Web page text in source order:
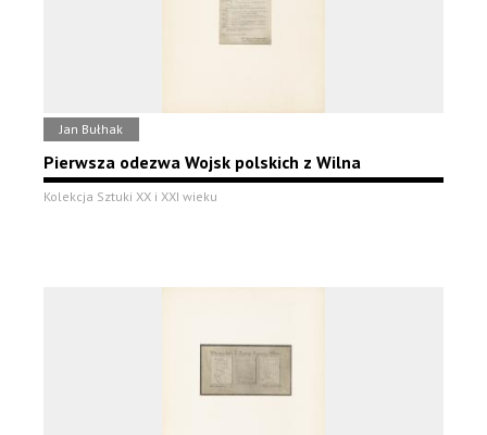
Jan Bułhak
Pierwsza odezwa Wojsk polskich z Wilna
Kolekcja Sztuki XX i XXI wieku